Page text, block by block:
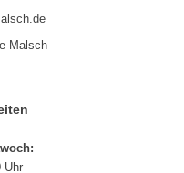
Malsch
Uhr